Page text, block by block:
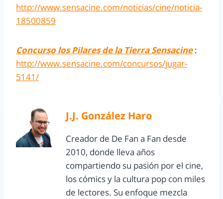
http://www.sensacine.com/noticias/cine/noticia-
18500859
Concurso los Pilares de la Tierra Sensacine:
http://www.sensacine.com/concursos/jugar-
5141/
J.J. González Haro
Creador de De Fan a Fan desde
2010, donde lleva años
compartiendo su pasión por el cine,
los cómics y la cultura pop con miles
de lectores. Su enfoque mezcla